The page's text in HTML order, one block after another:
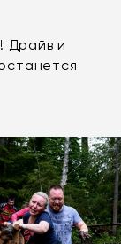
Драйв и